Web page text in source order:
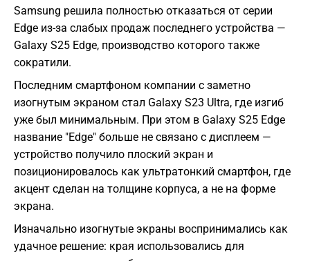
Samsung решила полностью отказаться от серии
Edge из-за слабых продаж последнего устройства —
Galaxy S25 Edge, производство которого также
сократили.
Последним смартфоном компании с заметно
изогнутым экраном стал Galaxy S23 Ultra, где изгиб
уже был минимальным. При этом в Galaxy S25 Edge
название "Edge" больше не связано с дисплеем —
устройство получило плоский экран и
позиционировалось как ультратонкий смартфон, где
акцент сделан на толщине корпуса, а не на форме
экрана.
Изначально изогнутые экраны воспринимались как
удачное решение: края использовались для